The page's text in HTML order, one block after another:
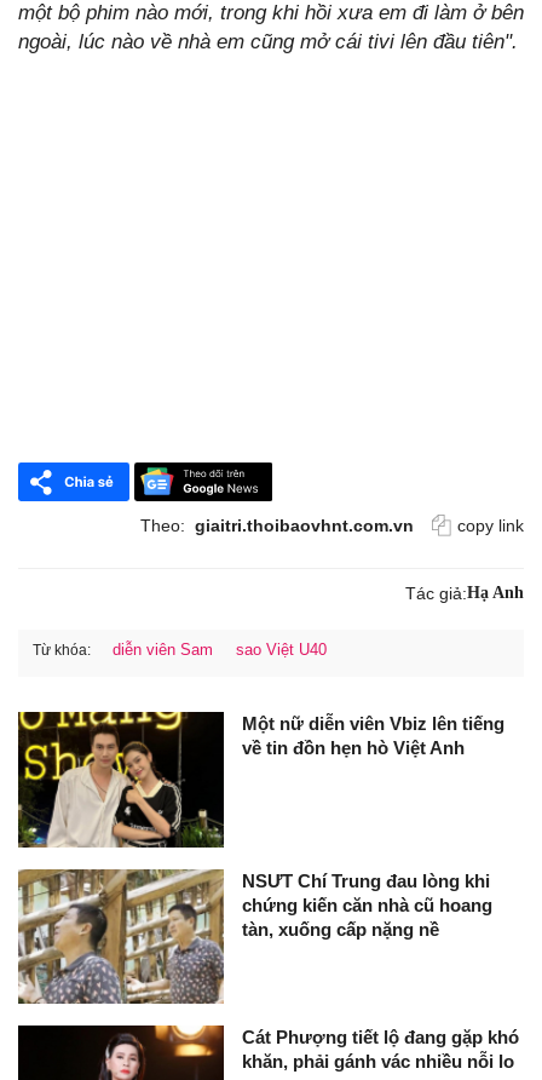
một bộ phim nào mới, trong khi hồi xưa em đi làm ở bên
ngoài, lúc nào về nhà em cũng mở cái tivi lên đầu tiên".
Theo: giaitri.thoibaovhnt.com.vn copy link
Tác giả:Hạ Anh
Từ khóa: diễn viên Sam sao Việt U40
Một nữ diễn viên Vbiz lên tiếng
về tin đồn hẹn hò Việt Anh
NSƯT Chí Trung đau lòng khi
chứng kiến căn nhà cũ hoang
tàn, xuống cấp nặng nề
Cát Phượng tiết lộ đang gặp khó
khăn, phải gánh vác nhiều nỗi lo